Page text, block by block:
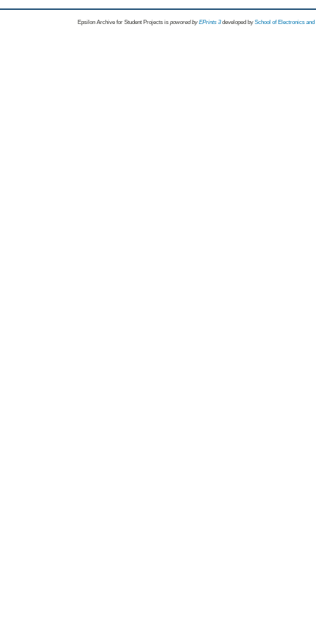
Epsilon Archive for Student Projects is powored byEPrints 3 developed by School of Electronics